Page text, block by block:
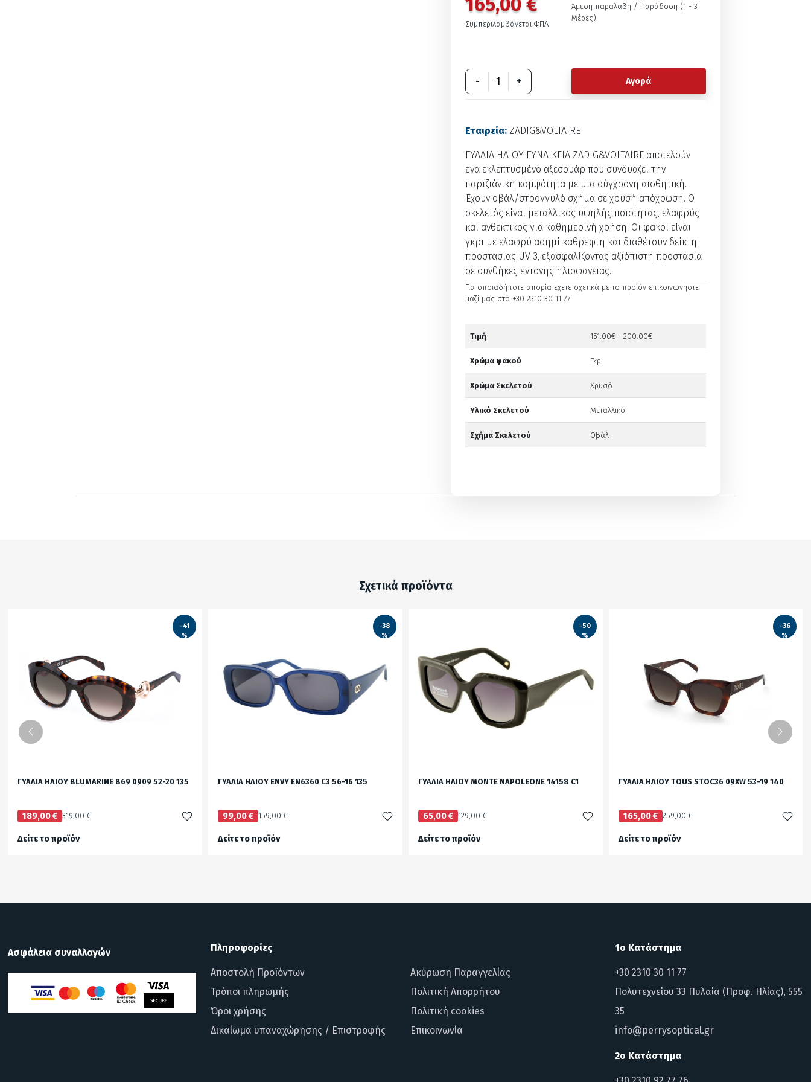
Συμπεριλαμβάνεται ΦΠΑ
Άμεση παραλαβή / Παράδoση (1 - 3
Μέρες)
- + Αγορά
Εταιρεία: ZADIG&VOLTAIRE
ΓΥΑΛΙΑ ΗΛΙΟΥ ΓΥΝΑΙΚΕΙΑ ZADIG&VOLTAIRE αποτελούν
ένα εκλεπτυσμένο αξεσουάρ που συνδυάζει την
παριζιάνικη κομψότητα με μια σύγχρονη αισθητική.
Έχουν οβάλ/στρογγυλό σχήμα σε χρυσή απόχρωση. Ο
σκελετός είναι μεταλλικός υψηλής ποιότητας, ελαφρύς
και ανθεκτικός για καθημερινή χρήση. Οι φακοί είναι
γκρι με ελαφρύ ασημί καθρέφτη και διαθέτουν δείκτη
προστασίας UV 3, εξασφαλίζοντας αξιόπιστη προστασία
σε συνθήκες έντονης ηλιοφάνειας.
Για οποιαδήποτε απορία έχετε σχετικά με το προϊόν επικοινωνήστε
μαζί μας στο +30 2310 30 11 77
Τιμή 151.00€ - 200.00€
Χρώμα φακού Γκρι
Χρώμα Σκελετού Χρυσό
Υλικό Σκελετού Μεταλλικό
Σχήμα Σκελετού Οβάλ
Σχετικά προϊόντα
-41
%
ΓΥΑΛΙΑ ΗΛΙΟΥ BLUMARINE 869 0909 52-20 135
189,00 € 319,00 €
Δείτε το προϊόν
-38
%
ΓΥΑΛΙΑ ΗΛΙΟΥ ENVY EN6360 C3 56-16 135
99,00 € 159,00 €
Δείτε το προϊόν
-50
%
ΓΥΑΛΙΑ ΗΛΙΟΥ MONTE NAPOLEONE 14158 C1
65,00 € 129,00 €
Δείτε το προϊόν
-36
%
ΓΥΑΛΙΑ ΗΛΙΟΥ TOUS STOC36 09XW 53-19 140
165,00 € 259,00 €
Δείτε το προϊόν
Ασφάλεια συναλλαγών Πληροφορίες
Αποστολή Προϊόντων
Τρόποι πληρωμής
Όροι χρήσης
Δικαίωμα υπαναχώρησης / Επιστροφής
Ακύρωση Παραγγελίας
Πολιτική Απορρήτου
Πολιτική cookies
Επικοινωνία
1ο Κατάστημα
+30 2310 30 11 77
Πολυτεχνείου 33 Πυλαία (Προφ. Ηλίας), 555
35
info@perrysoptical.gr
2ο Κατάστημα